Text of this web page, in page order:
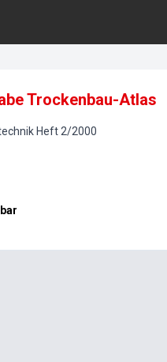
Trockenbau-Atlas
Heft 2/2000